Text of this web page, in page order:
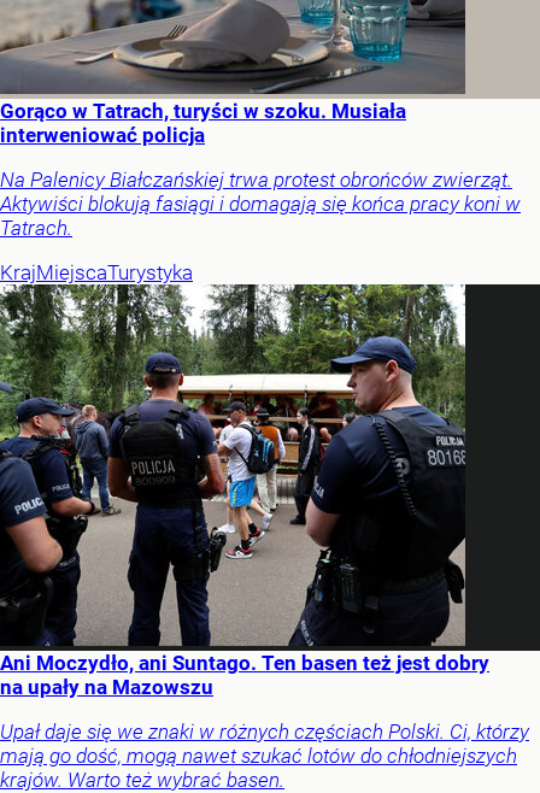
Gorąco w Tatrach, turyści w szoku. Musiała
interweniować policja
Na Palenicy Białczańskiej trwa protest obrońców zwierząt.
Aktywiści blokują fasiągi i domagają się końca pracy koni w
Tatrach.
KrajMiejscaTurystyka
Ani Moczydło, ani Suntago. Ten basen też jest dobry
na upały na Mazowszu
Upał daje się we znaki w różnych częściach Polski. Ci, którzy
mają go dość, mogą nawet szukać lotów do chłodniejszych
krajów. Warto też wybrać basen.